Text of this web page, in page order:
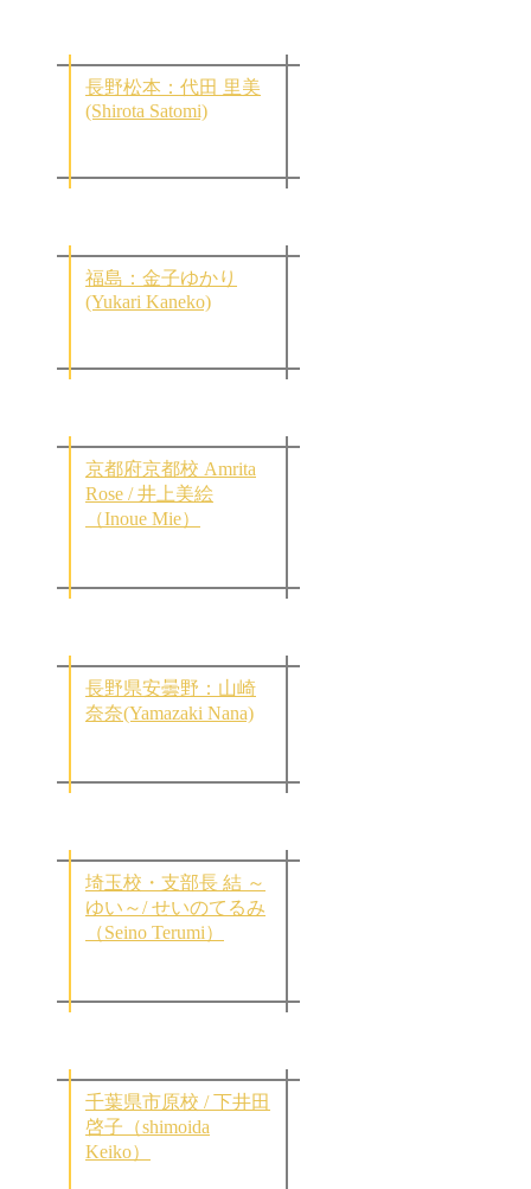
長野松本：代田 里美
(Shirota Satomi)
福島：金子ゆかり
(Yukari Kaneko)
京都府京都校 Amrita
Rose / 井上美絵
（Inoue Mie）
長野県安曇野：山崎
奈奈(Yamazaki Nana)
埼玉校・支部長 結 ～
ゆい～/ せいのてるみ
（Seino Terumi）
千葉県市原校 / 下井田
啓子（shimoida
Keiko）